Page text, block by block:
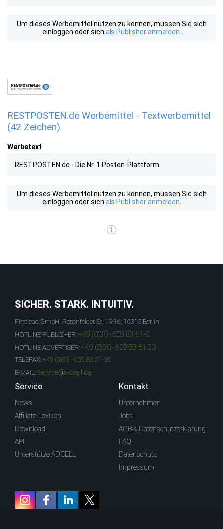
Um dieses Werbemittel nutzen zu können, müssen Sie sich
einloggen oder sich als Publisher anmelden
RESTPOSTEN.de Werbemittel - Textwerbemittel
(42 Zeichen)
Werbetext
RESTPOSTEN.de - Die Nr. 1 Posten-Plattform
Um dieses Werbemittel nutzen zu können, müssen Sie sich
einloggen oder sich als Publisher anmelden
1
SICHER. STARK. INTUITIV.
Firstlead GmbH, Rosenfelder St. 15-16, 10315 Berlin
HOTLINE PUBLISHER: +49 (0)30 - 609 83 61-0
HOTLINE ADVERTISER: +49 (0)30 - 609 83 61-23
TELEFAX: +49 (0)30 - 609 83 61-99
E-MAIL: service@adcell.de
Service
News
Affiliate-Lexikon
Download
API
Unterstütze ADCELL
Kontakt
Unternehmen
Jobs
AGB & Datenschutzerklärung
FAQ
Datenschutz
Impressum